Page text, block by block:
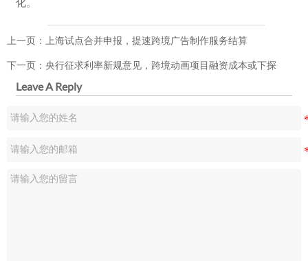
上一页： 上海试点合并申报，提速跨境广告制作服务结算
下一页： 央行征求利率新规意见，跨境动画项目融资成本或下探
Leave A Reply